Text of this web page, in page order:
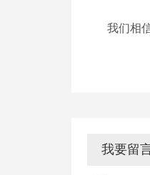
我们相
我要留